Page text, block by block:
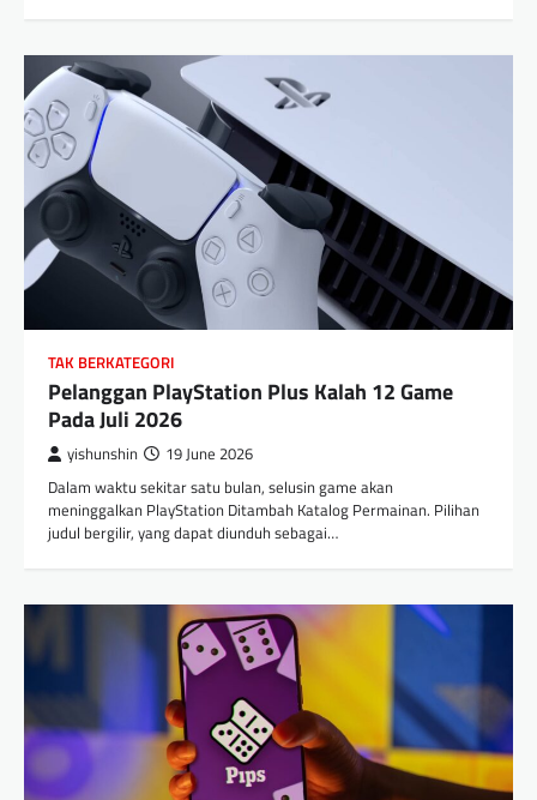
TAK BERKATEGORI
Pelanggan PlayStation Plus Kalah 12 Game
Pada Juli 2026
yishunshin 19 June 2026
Dalam waktu sekitar satu bulan, selusin game akan
meninggalkan PlayStation Ditambah Katalog Permainan. Pilihan
judul bergilir, yang dapat diunduh sebagai…